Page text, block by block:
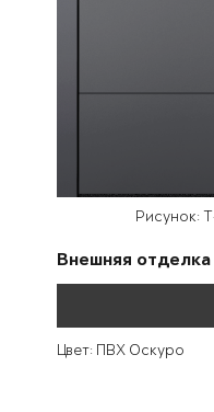
Рисунок:
Внешняя отделка
Цвет: ПВХ Оскуро